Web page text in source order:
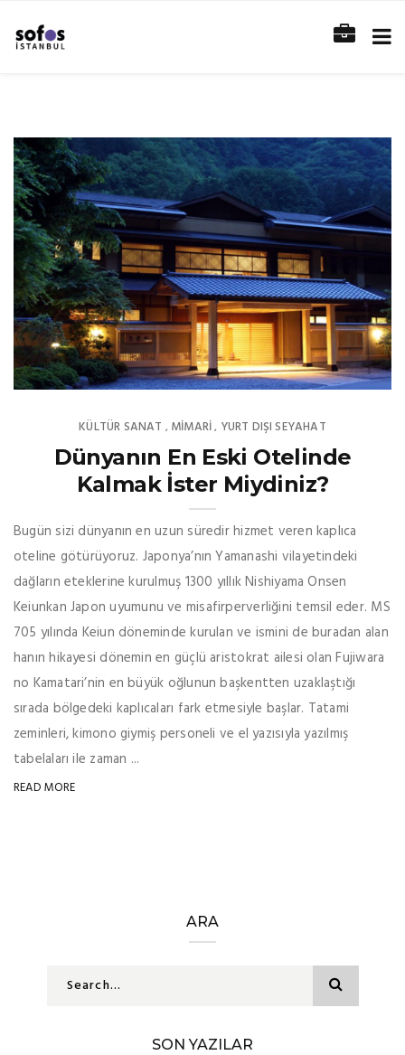
KÜLTÜR SANAT , MIMARI, YURT DIŞI SEYAHAT
Dünyanın En Eski Otelinde
Kalmak İster Miydiniz?
Bugün sizi dünyanın en uzun süredir hizmet veren kaplıca
oteline götürüyoruz. Japonya’nın Yamanashi vilayetindeki
dağların eteklerine kurulmuş 1300 yıllık Nishiyama Onsen
Keiunkan Japon uyumunu ve misafirperverliğini temsil eder. MS
705 yılında Keiun döneminde kurulan ve ismini de buradan alan
hanın hikayesi dönemin en güçlü aristokrat ailesi olan Fujiwara
no Kamatari’nin en büyük oğlunun başkentten uzaklaştığı
sırada bölgedeki kaplıcaları fark etmesiyle başlar. Tatami
zeminleri, kimono giymiş personeli ve el yazısıyla yazılmış
tabelaları ile zaman ...
READ MORE
ARA
SON YAZILAR